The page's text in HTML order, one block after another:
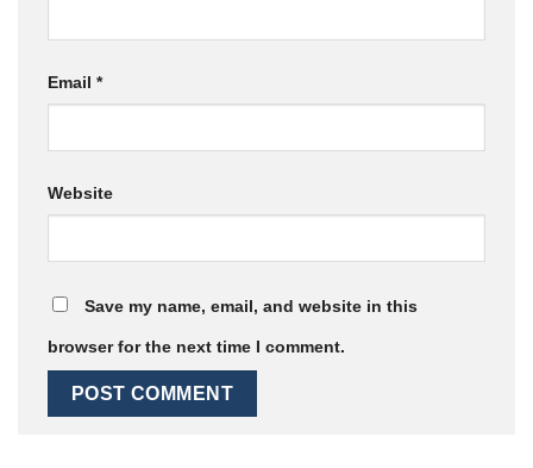
Email *
Website
Save my name, email, and website in this
browser for the next time I comment.